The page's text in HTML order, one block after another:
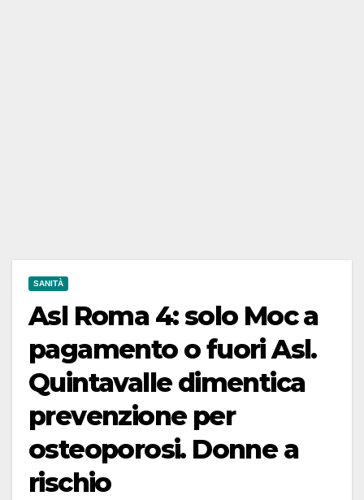
SANITÀ
Asl Roma 4: solo Moc a
pagamento o fuori Asl.
Quintavalle dimentica
prevenzione per
osteoporosi. Donne a
rischio